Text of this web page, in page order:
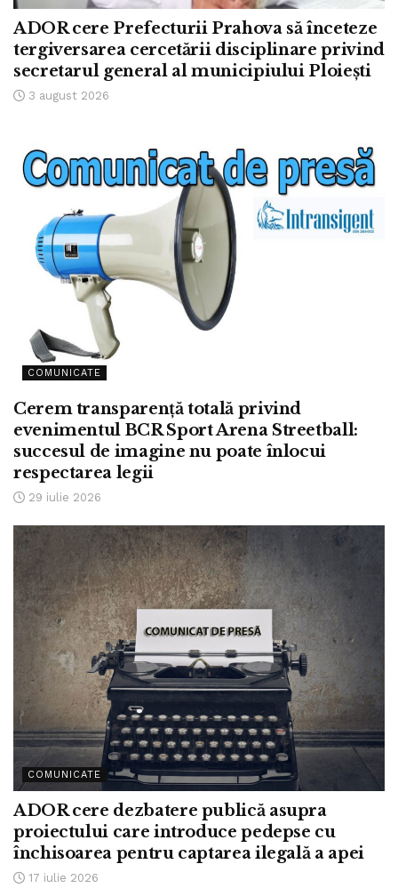
ADOR cere Prefecturii Prahova să înceteze
tergiversarea cercetării disciplinare privind
secretarul general al municipiului Ploiești
3 august 2026
COMUNICATE
Cerem transparență totală privind
evenimentul BCR Sport Arena Streetball:
succesul de imagine nu poate înlocui
respectarea legii
29 iulie 2026
COMUNICATE
ADOR cere dezbatere publică asupra
proiectului care introduce pedepse cu
închisoarea pentru captarea ilegală a apei
17 iulie 2026